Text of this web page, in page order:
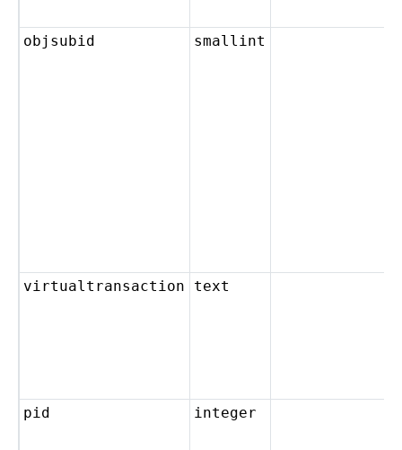
objsubid smallint
virtualtransaction text
pid integer